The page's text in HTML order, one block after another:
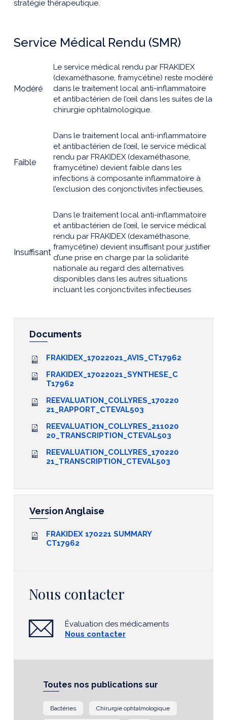
stratégie thérapeutique.
Service Médical Rendu (SMR)
Modéré
Le service médical rendu par FRAKIDEX
(dexaméthasone, framycétine) reste modéré
dans le traitement local anti-inflammatoire
et antibactérien de l’œil dans les suites de la
chirurgie ophtalmologique.
Faible
Dans le traitement local anti-inflammatoire
et antibactérien de l’œil, le service médical
rendu par FRAKIDEX (dexaméthasone,
framycétine) devient faible dans les
infections à composante inflammatoire à
l’exclusion des conjonctivites infectieuses,
Insuffisant
Dans le traitement local anti-inflammatoire
et antibactérien de l’œil, le service médical
rendu par FRAKIDEX (dexaméthasone,
framycétine) devient insuffisant pour justifier
d’une prise en charge par la solidarité
nationale au regard des alternatives
disponibles dans les autres situations
incluant les conjonctivites infectieuses
Documents
FRAKIDEX_17022021_AVIS_CT17962
FRAKIDEX_17022021_SYNTHESE_C
T17962
REEVALUATION_COLLYRES_170220
21_RAPPORT_CTEVAL503
REEVALUATION_COLLYRES_211020
20_TRANSCRIPTION_CTEVAL503
REEVALUATION_COLLYRES_170220
21_TRANSCRIPTION_CTEVAL503
Version Anglaise
FRAKIDEX 170221 SUMMARY
CT17962
Nous contacter
Évaluation des médicaments
Nous contacter
Toutes nos publications sur
Bactéries Chirurgie ophtalmologique